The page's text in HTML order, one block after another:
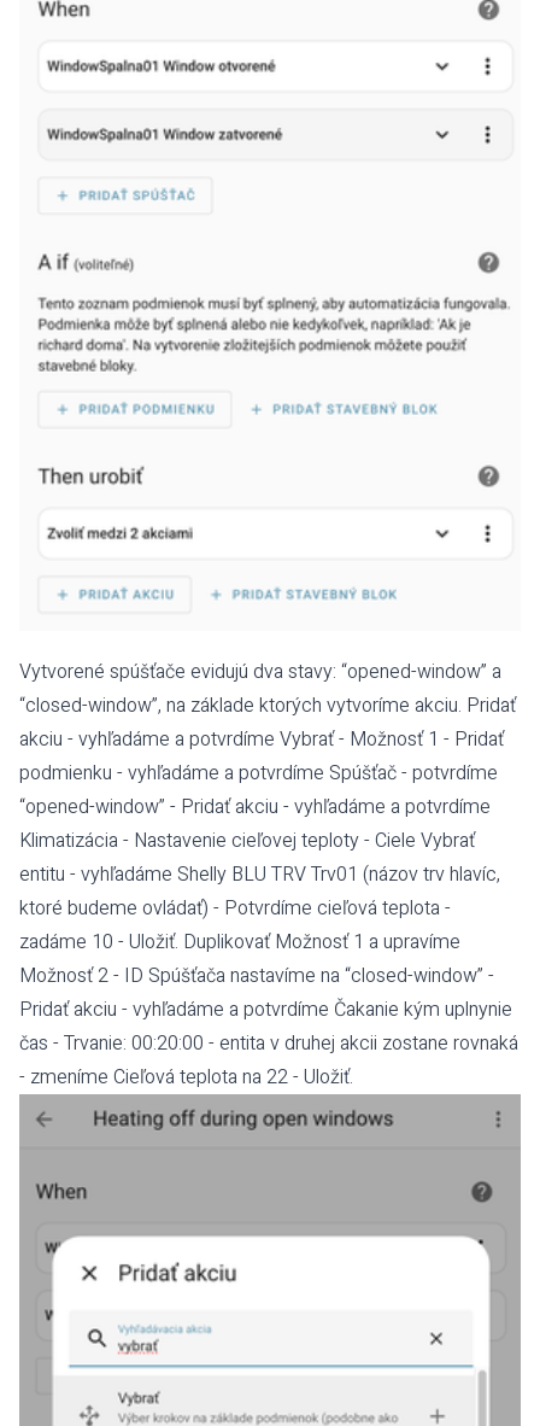
Vytvorené spúšťače evidujú dva stavy: “opened-window” a
“closed-window”, na základe ktorých vytvoríme akciu. Pridať
akciu - vyhľadáme a potvrdíme Vybrať - Možnosť 1 - Pridať
podmienku - vyhľadáme a potvrdíme Spúšťač - potvrdíme
“opened-window” - Pridať akciu - vyhľadáme a potvrdíme
Klimatizácia - Nastavenie cieľovej teploty - Ciele Vybrať
entitu - vyhľadáme Shelly BLU TRV Trv01 (názov trv hlavíc,
ktoré budeme ovládať) - Potvrdíme cieľová teplota -
zadáme 10 - Uložiť. Duplikovať Možnosť 1 a upravíme
Možnosť 2 - ID Spúšťača nastavíme na “closed-window” -
Pridať akciu - vyhľadáme a potvrdíme Čakanie kým uplnynie
čas - Trvanie: 00:20:00 - entita v druhej akcii zostane rovnaká
- zmeníme Cieľová teplota na 22 - Uložiť.